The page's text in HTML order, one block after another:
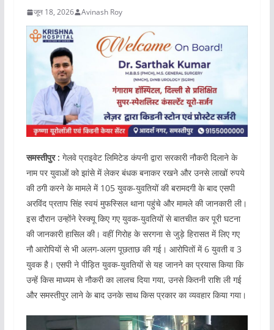
जून 18, 2026 Avinash Roy
समस्तीपुर : गेलवे प्राइवेट लिमिटेड कंपनी द्वारा सरकारी नौकरी दिलाने के
नाम पर युवाओं को झांसे में लेकर बंधक बनाकर रखने और उनसे लाखों रुपये
की ठगी करने के मामले में 105 युवक-युवतियों की बरामदगी के बाद एसपी
अरविंद प्रताप सिंह स्वयं मुफस्सिल थाना पहुंचे और मामले की जानकारी ली।
इस दौरान उन्होंने रेस्क्यू किए गए युवक-युवतियों से बातचीत कर पूरी घटना
की जानकारी हासिल की। वहीं गिरोह के सरगना से जुड़े हिरासत में लिए गए
नौ आरोपियों से भी अलग-अलग पूछताछ की गई। आरोपितों में 6 युवती व 3
युवक है। एसपी ने पीड़ित युवक-युवतियों से यह जानने का प्रयास किया कि
उन्हें किस माध्यम से नौकरी का लालच दिया गया, उनसे कितनी राशि ली गई
और समस्तीपुर लाने के बाद उनके साथ किस प्रकार का व्यवहार किया गया।